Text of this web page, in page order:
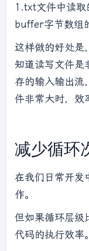
!= -1
) {
            bos.flush();
            e.printStackTrace();
1.txt文件中读取
buffer字节数组
这样做的好处是
知道读写文件是
存的输入输出流
件非常大时，效
减少循环
在我们日常开发
作。
但如果循环层级
代码的执行效率。